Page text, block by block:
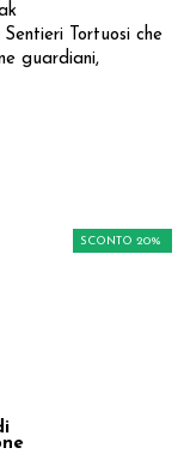
Tortuosi che
guardiani,
SCONTO 20%